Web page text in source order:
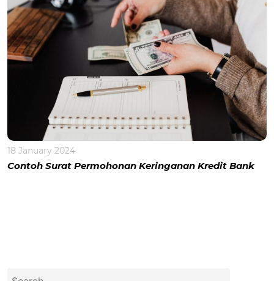
18 January 2024
Contoh Surat Permohonan Keringanan Kredit Bank
Search